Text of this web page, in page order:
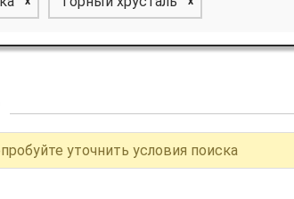
уточнить условия поиска